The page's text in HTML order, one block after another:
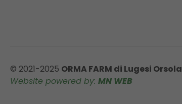
© 2021-2025 ORMA FARM di Lugesi Orsola
Website powered by: MN WEB